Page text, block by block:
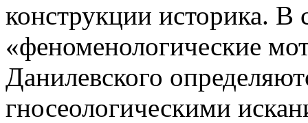
конструкции историка. В
«феноменологические
Данилевского
гносеологическими